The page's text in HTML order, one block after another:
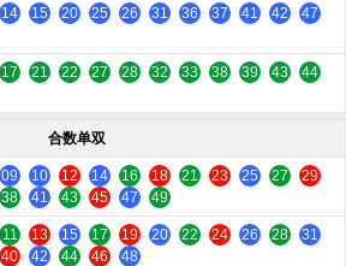
14 15 20 25 26 31 36 37 41 42
47
17 21 22 27 28 32 33 38 39 43
44
合数单双
09 10 12 14 16 18 21 23 25 27
29
38 41 43 45 47 49
11 13 15 17 19 20 22 24 26 28
31
40 42 44 46 48